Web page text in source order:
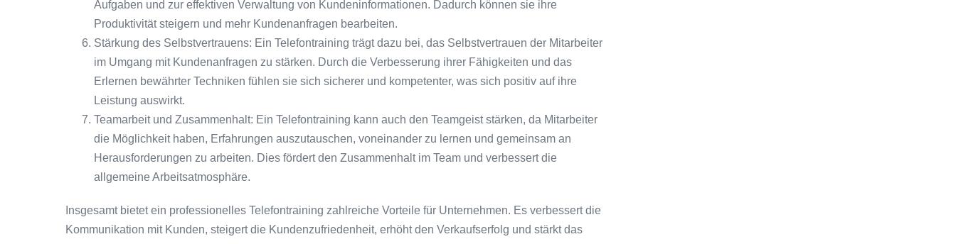
Aufgaben und zur effektiven Verwaltung von Kundeninformationen. Dadurch können sie ihre
Produktivität steigern und mehr Kundenanfragen bearbeiten.
Stärkung des Selbstvertrauens: Ein Telefontraining trägt dazu bei, das Selbstvertrauen der Mitarbeiter
im Umgang mit Kundenanfragen zu stärken. Durch die Verbesserung ihrer Fähigkeiten und das
Erlernen bewährter Techniken fühlen sie sich sicherer und kompetenter, was sich positiv auf ihre
Leistung auswirkt.
Teamarbeit und Zusammenhalt: Ein Telefontraining kann auch den Teamgeist stärken, da Mitarbeiter
die Möglichkeit haben, Erfahrungen auszutauschen, voneinander zu lernen und gemeinsam an
Herausforderungen zu arbeiten. Dies fördert den Zusammenhalt im Team und verbessert die
allgemeine Arbeitsatmosphäre.
Insgesamt bietet ein professionelles Telefontraining zahlreiche Vorteile für Unternehmen. Es verbessert die
Kommunikation mit Kunden, steigert die Kundenzufriedenheit, erhöht den Verkaufserfolg und stärkt das